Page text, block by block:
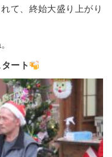
て、終始大盛り上がり
ート